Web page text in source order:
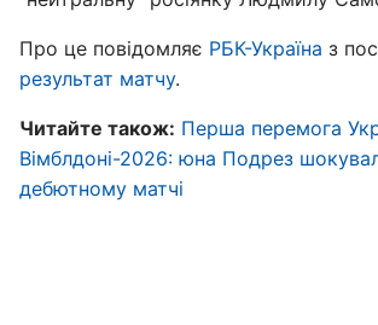
Про це повідомляє РБК-Україна з
результат матчу.
Читайте також: Перша перемога
Вімблдоні-2026: юна Подрез
дебютному матчі